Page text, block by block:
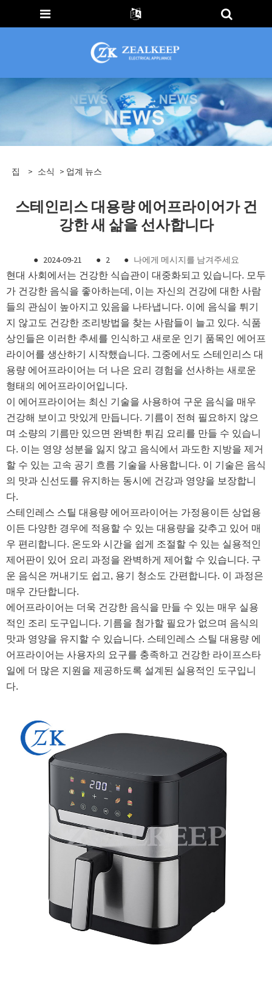
집 > 소식 > 업계 뉴스
스테인리스 대용량 에어프라이어가 건
강한 새 삶을 선사합니다
● 2024-09-21 ● 2 ● 나에게 메시지를 남겨주세요
현대 사회에서는 건강한 식습관이 대중화되고 있습니다. 모두
가 건강한 음식을 좋아하는데, 이는 자신의 건강에 대한 사람
들의 관심이 높아지고 있음을 나타냅니다. 이에 음식을 튀기
지 않고도 건강한 조리방법을 찾는 사람들이 늘고 있다. 식품
상인들은 이러한 추세를 인식하고 새로운 인기 품목인 에어프
라이어를 생산하기 시작했습니다. 그중에서도 스테인리스 대
용량 에어프라이어는 더 나은 요리 경험을 선사하는 새로운
형태의 에어프라이어입니다.
이 에어프라이어는 최신 기술을 사용하여 구운 음식을 매우
건강해 보이고 맛있게 만듭니다. 기름이 전혀 필요하지 않으
며 소량의 기름만 있으면 완벽한 튀김 요리를 만들 수 있습니
다. 이는 영양 성분을 잃지 않고 음식에서 과도한 지방을 제거
할 수 있는 고속 공기 흐름 기술을 사용합니다. 이 기술은 음식
의 맛과 신선도를 유지하는 동시에 건강과 영양을 보장합니
다.
스테인레스 스틸 대용량 에어프라이어는 가정용이든 상업용
이든 다양한 경우에 적용할 수 있는 대용량을 갖추고 있어 매
우 편리합니다. 온도와 시간을 쉽게 조절할 수 있는 실용적인
제어판이 있어 요리 과정을 완벽하게 제어할 수 있습니다. 구
운 음식은 꺼내기도 쉽고, 용기 청소도 간편합니다. 이 과정은
매우 간단합니다.
에어프라이어는 더욱 건강한 음식을 만들 수 있는 매우 실용
적인 조리 도구입니다. 기름을 첨가할 필요가 없으며 음식의
맛과 영양을 유지할 수 있습니다. 스테인레스 스틸 대용량 에
어프라이어는 사용자의 요구를 충족하고 건강한 라이프스타
일에 더 많은 지원을 제공하도록 설계된 실용적인 도구입니
다.